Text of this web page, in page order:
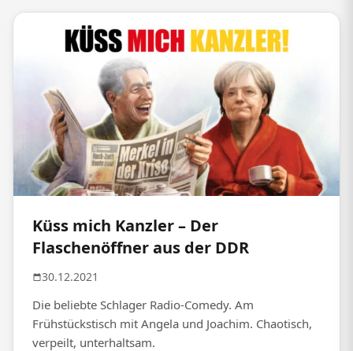
Küss mich Kanzler – Der
Flaschenöffner aus der DDR
30.12.2021
Die beliebte Schlager Radio-Comedy. Am
Frühstückstisch mit Angela und Joachim. Chaotisch,
verpeilt, unterhaltsam.